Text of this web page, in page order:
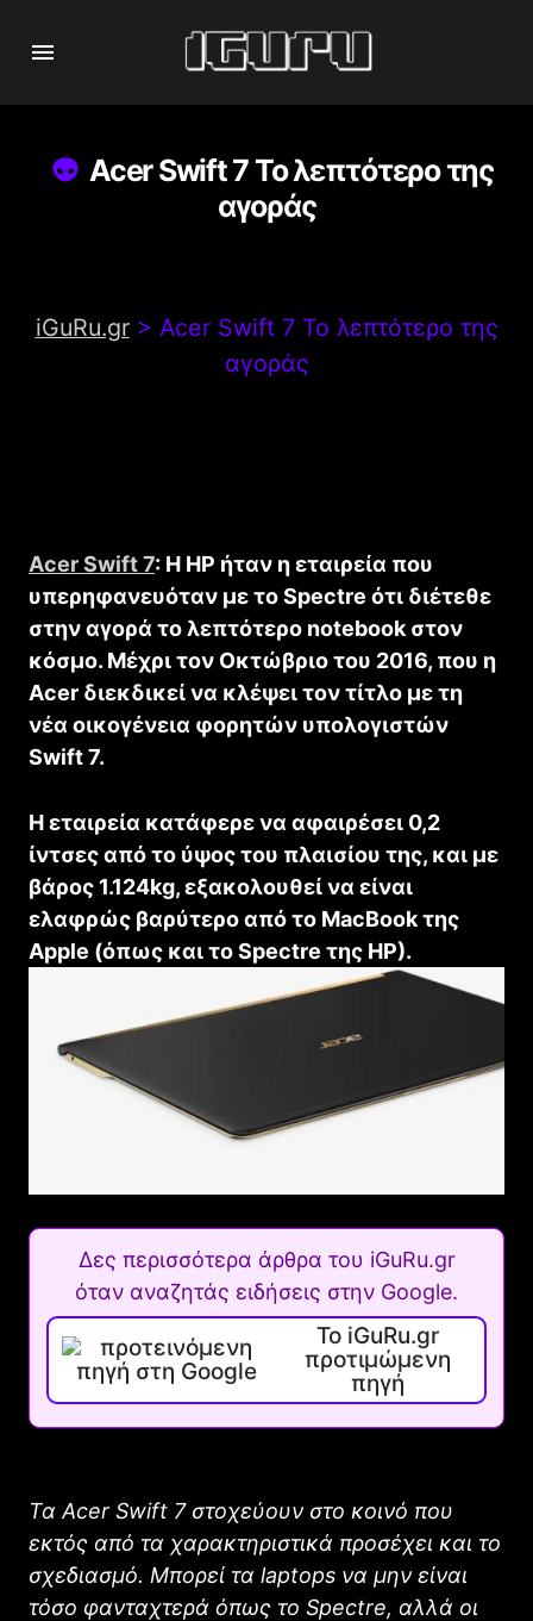
Acer Swift 7 Το λεπτότερο της
αγοράς
iGuRu.gr> Acer Swift 7 Το λεπτότερο της
αγοράς
Acer Swift 7: Η HP ήταν η εταιρεία που
υπερηφανευόταν με το Spectre ότι διέτεθε
στην αγορά το λεπτότερο notebook στον
κόσμο. Μέχρι τον Οκτώβριο του 2016, που η
Acer διεκδικεί να κλέψει τον τίτλο με τη
νέα οικογένεια φορητών υπολογιστών
Swift 7.
Η εταιρεία κατάφερε να αφαιρέσει 0,2
ίντσες από το ύψος του πλαισίου της, και με
βάρος 1.124kg, εξακολουθεί να είναι
ελαφρώς βαρύτερο από το MacBook της
Apple (όπως και το Spectre της HP).
Δες περισσότερα άρθρα του iGuRu.gr
όταν αναζητάς ειδήσεις στην Google.
Το iGuRu.gr
προτιμώμενη
πηγή
Τα Acer Swift 7 στοχεύουν στο κοινό που
εκτός από τα χαρακτηριστικά προσέχει και το
σχεδιασμό. Μπορεί τα laptops να μην είναι
τόσο φανταχτερά όπως το Spectre, αλλά οι